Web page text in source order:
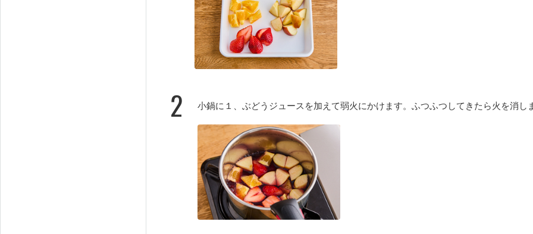
2 小鍋に１、ぶどうジュースを加えて弱火にかけます。ふつふつしてきたら火を消し